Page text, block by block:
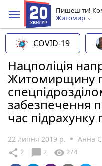
Пишеш ти!
Житомир
COVID-19
Нацполіція
Житомирщину
забезпечення
час
22 липня 2019 р. Анна
share 2 chat_bubble 2 visibility 274